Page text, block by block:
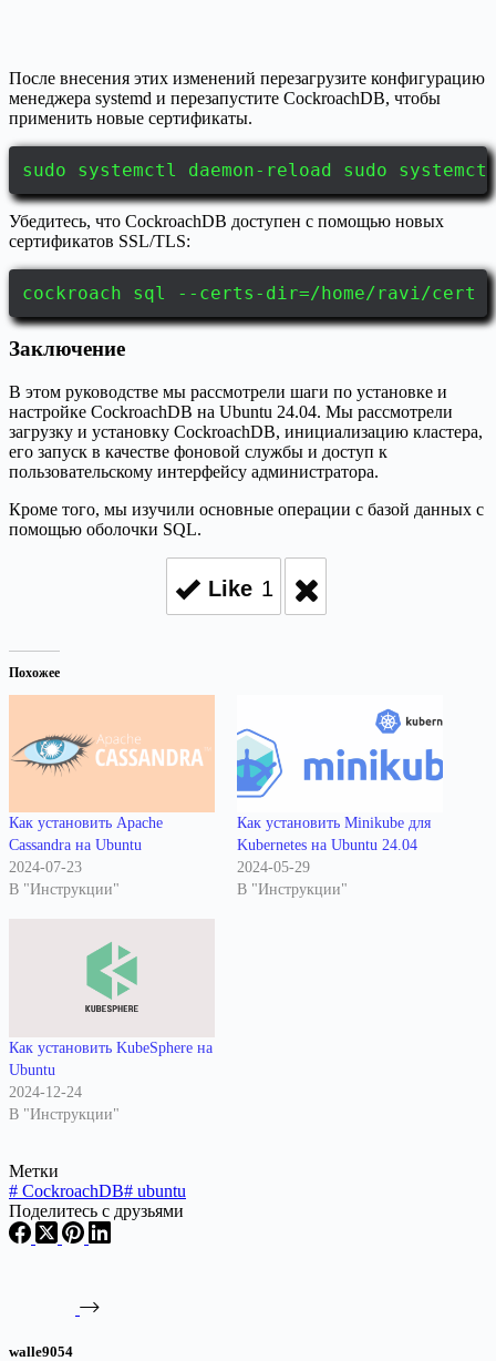
После внесения этих изменений перезагрузите конфигурацию
менеджера systemd и перезапустите CockroachDB, чтобы
применить новые сертификаты.
sudo systemctl daemon-reload sudo
Убедитесь, что CockroachDB доступен с помощью новых
сертификатов SSL/TLS:
cockroach sql --certs-dir=/home/ravi/cert
Заключение
В этом руководстве мы рассмотрели шаги по установке и
настройке CockroachDB на Ubuntu 24.04. Мы рассмотрели
загрузку и установку CockroachDB, инициализацию кластера,
его запуск в качестве фоновой службы и доступ к
пользовательскому интерфейсу администратора.
Кроме того, мы изучили основные операции с базой данных с
помощью оболочки SQL.
Like 1
Похожее
Как установить Apache
Cassandra на Ubuntu
2024-07-23
В "Инструкции"
Как установить Minikube для
Kubernetes на Ubuntu 24.04
2024-05-29
В "Инструкции"
Как установить KubeSphere на
Ubuntu
2024-12-24
В "Инструкции"
Метки
# CockroachDB# ubuntu
Поделитесь с друзьями
walle9054